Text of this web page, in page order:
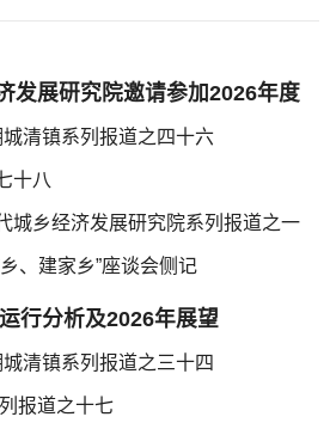
发展研究院邀请参加2026年度
贵州 爽爽贵阳 湖城清镇系列报道之四十六
十八
城乡经济发展研究院系列报道之一
、建家乡”座谈会侧记
行分析及2026年展望
清镇系列报道之三十四
报道之十七